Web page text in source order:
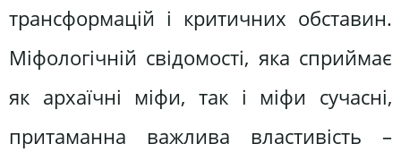
трансформацій і критичних обставин.
Міфологічній свідомості, яка сприймає
як архаїчні міфи, так і міфи сучасні,
притаманна важлива властивість –